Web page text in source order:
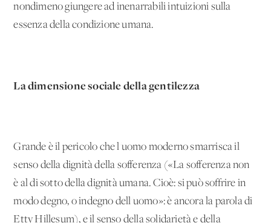
nondimeno giungere ad inenarrabili intuizioni sulla
essenza della condizione umana.
La dimensione sociale della gentilezza
Grande è il pericolo che l'uomo moderno smarrisca il
senso della dignità della sofferenza («La sofferenza non
è al di sotto della dignità umana. Cioè: si può soffrire in
modo degno, o indegno dell'uomo»: è ancora la parola di
Etty Hillesum), e il senso della solidarietà e della